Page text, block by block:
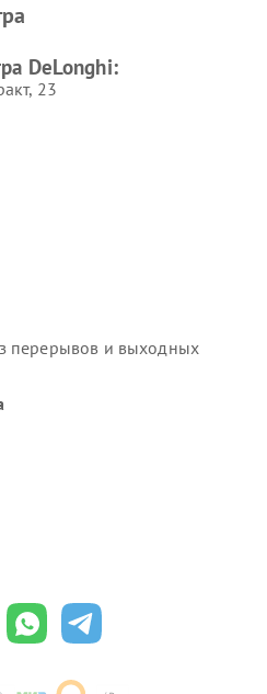
DeLonghi
DeLonghi:
23
перерывов и выходных